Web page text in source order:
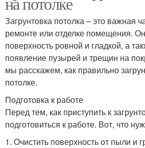
Загрунтовка потолка – это важная
ремонте или отделке помещения.
поверхность ровной и гладкой, а
появление пузырей и трещин на
мы расскажем, как правильно
потолке.
Подготовка к работе
Перед тем, как приступить к
подготовиться к работе. Вот, что
1. Очистить поверхность от пыли и